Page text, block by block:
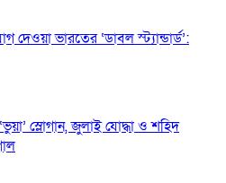
দেওয়া ভারতের ‘ডাবল স্ট্যান্ডার্ড’:
স্লোগান, জুলাই যোদ্ধা ও শহিদ